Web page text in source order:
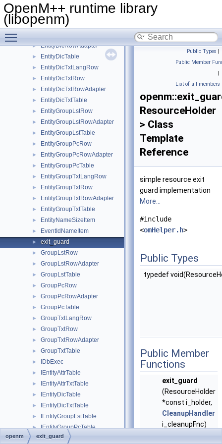
OpenM++ runtime library
(libopenm)
EntityAttrTxtRow
► EntityAttrTxtRowAdapter
► EntityAttrTxtTable
► EntityDicRowAdapter
► EntityDicTable
► EntityDicTxtLangRow
► EntityDicTxtRow
► EntityDicTxtRowAdapter
► EntityDicTxtTable
► EntityGroupLstRow
► EntityGroupLstRowAdapter
► EntityGroupLstTable
► EntityGroupPcRow
► EntityGroupPcRowAdapter
► EntityGroupPcTable
► EntityGroupTxtLangRow
► EntityGroupTxtRow
► EntityGroupTxtRowAdapter
► EntityGroupTxtTable
► EntityNameSizeItem
► EventIdNameItem
► exit_guard
► GroupLstRow
► GroupLstRowAdapter
► GroupLstTable
► GroupPcRow
► GroupPcRowAdapter
► GroupPcTable
► GroupTxtLangRow
► GroupTxtRow
► GroupTxtRowAdapter
► GroupTxtTable
► IDbExec
► IEntityAttrTable
► IEntityAttrTxtTable
► IEntityDicTable
► IEntityDicTxtTable
► IEntityGroupLstTable
► IEntityGroupPcTable
► IEntityGroupTxtTable
Public Types |
Public Member
|
List of all members
ResourceHolder
> Class
Template
Reference
simple resource exit
guard implementation
More...
#include
<omHelper.h>
Public Types
typedef
Public Member
Functions
exit_guard
(ResourceHolder
*const i_holder,
CleanupHandler
i_cleanupFnc)
openm exit_guard